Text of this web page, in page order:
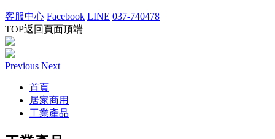
客服中心 Facebook LINE 037-740478
TOP返回頁面頂端
Previous Next
首頁
居家商用
工業產品